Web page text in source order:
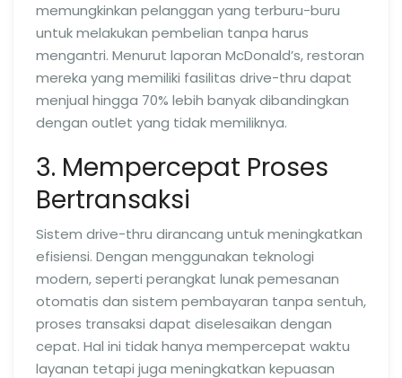
memungkinkan pelanggan yang terburu-buru
untuk melakukan pembelian tanpa harus
mengantri. Menurut laporan McDonald’s, restoran
mereka yang memiliki fasilitas drive-thru dapat
menjual hingga 70% lebih banyak dibandingkan
dengan outlet yang tidak memiliknya.
3. Mempercepat Proses
Bertransaksi
Sistem drive-thru dirancang untuk meningkatkan
efisiensi. Dengan menggunakan teknologi
modern, seperti perangkat lunak pemesanan
otomatis dan sistem pembayaran tanpa sentuh,
proses transaksi dapat diselesaikan dengan
cepat. Hal ini tidak hanya mempercepat waktu
layanan tetapi juga meningkatkan kepuasan